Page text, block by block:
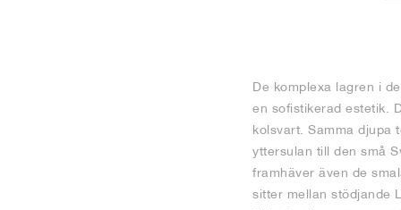
De komplexa lagren i
en sofistikerad estetik.
kolsvart. Samma djupa
yttersulan till den små
framhäver även de
sitter mellan stödjande